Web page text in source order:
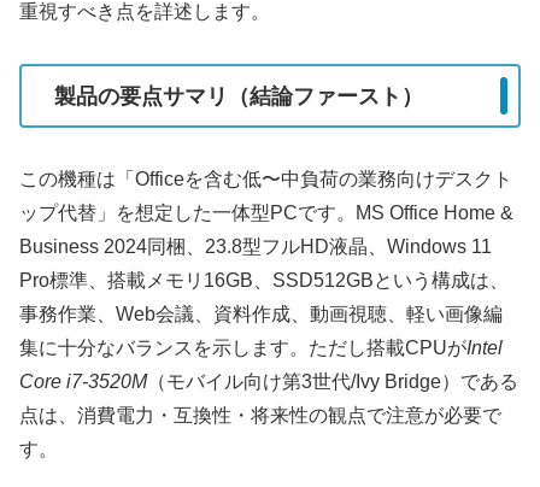
重視すべき点を詳述します。
製品の要点サマリ（結論ファースト）
この機種は「Officeを含む低〜中負荷の業務向けデスクト
ップ代替」を想定した一体型PCです。MS Office Home &
Business 2024同梱、23.8型フルHD液晶、Windows 11
Pro標準、搭載メモリ16GB、SSD512GBという構成は、
事務作業、Web会議、資料作成、動画視聴、軽い画像編
集に十分なバランスを示します。ただし搭載CPUがIntel
Core i7-3520M（モバイル向け第3世代/Ivy Bridge）である
点は、消費電力・互換性・将来性の観点で注意が必要で
す。